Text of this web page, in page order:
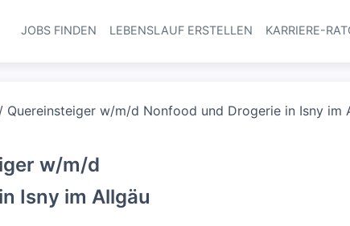
Haupt-
JOBS FINDEN LEBENSLAUF ERSTELLEN KARRIERE-
Quereinsteiger w/m/d Nonfood und Drogerie in Isny im
w/m/d
Isny im Allgäu